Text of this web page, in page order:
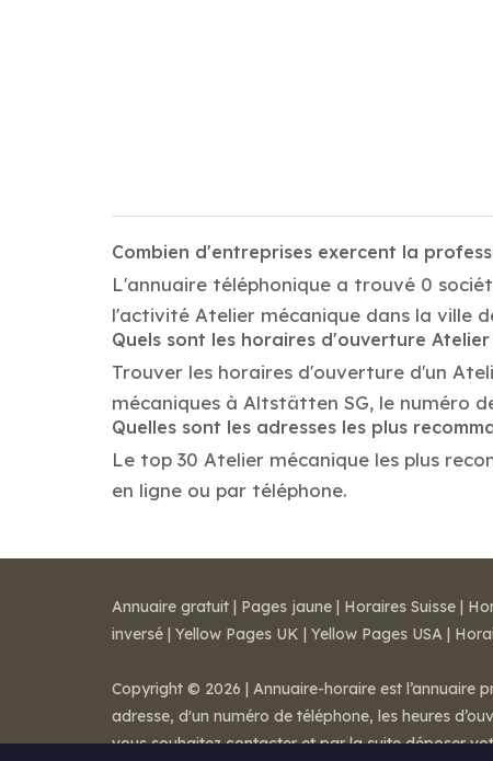
Combien d'entreprises exercent la
L'annuaire téléphonique a trouvé 0
l'activité Atelier mécanique dans la ville
Quels sont les horaires d'ouverture Atelier
Trouver les horaires d'ouverture d'un
mécaniques à Altstätten SG, le numéro
Quelles sont les adresses les plus
Le top 30 Atelier mécanique les plus
en ligne ou par téléphone.
Annuaire gratuit | Pages jaune | Horaires Suisse |
inversé | Yellow Pages UK | Yellow Pages USA |
Copyright © 2026 | Annuaire-horaire est l’annuaire
adresse, d'un numéro de téléphone, les heures
vous souhaitez contacter et par la suite déposer